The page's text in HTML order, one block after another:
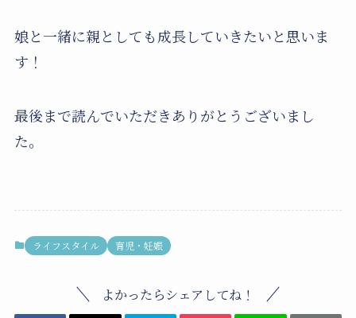
娘と一緒に親としても成長していきたいと思いま
す！
最後まで読んでいただきありがとうございまし
た。
ライフスタイル 育児・妊娠
よかったらシェアしてね！